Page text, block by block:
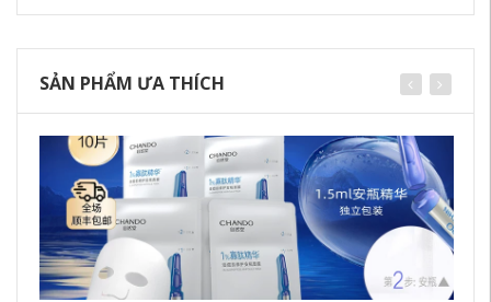
SẢN PHẨM ƯA THÍCH